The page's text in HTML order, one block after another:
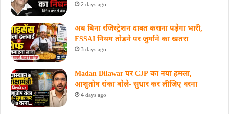
2 days ago
अब बिना रजिस्ट्रेशन दावत कराना पड़ेगा भारी,
FSSAI नियम तोड़ने पर जुर्माने का खतरा
3 days ago
Madan Dilawar पर CJP का नया हमला,
आशुतोष रांका बोले- सुधार कर लीजिए वरना
4 days ago